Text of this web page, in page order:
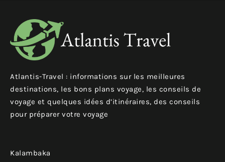
Atlantis-Travel : informations sur les meilleures
destinations, les bons plans voyage, les conseils de
voyage et quelques idées d’itinéraires, des conseils
pour préparer votre voyage
Kalambaka